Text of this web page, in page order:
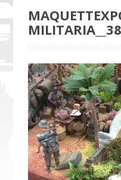
MILITARIA__38